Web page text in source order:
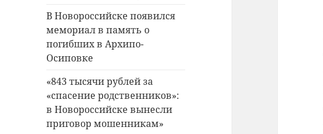
В Новороссийске появился
мемориал в память о
погибших в Архипо-
Осиповке
«843 тысячи рублей за
«спасение родственников»:
в Новороссийске вынесли
приговор мошенникам»